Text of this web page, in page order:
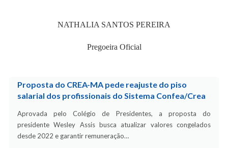
NATHALIA SANTOS PEREIRA
Pregoeira Oficial
Proposta do CREA-MA pede reajuste do piso
salarial dos profissionais do Sistema Confea/Crea
Aprovada pelo Colégio de Presidentes, a proposta do
presidente Wesley Assis busca atualizar valores congelados
desde 2022 e garantir remuneração…